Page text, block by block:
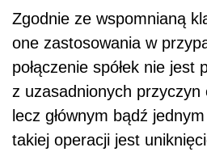
Zgodnie ze wspomnianą
one zastosowania w
połączenie spółek nie jest
z uzasadnionych przyczyn
lecz głównym bądź
takiej operacji jest